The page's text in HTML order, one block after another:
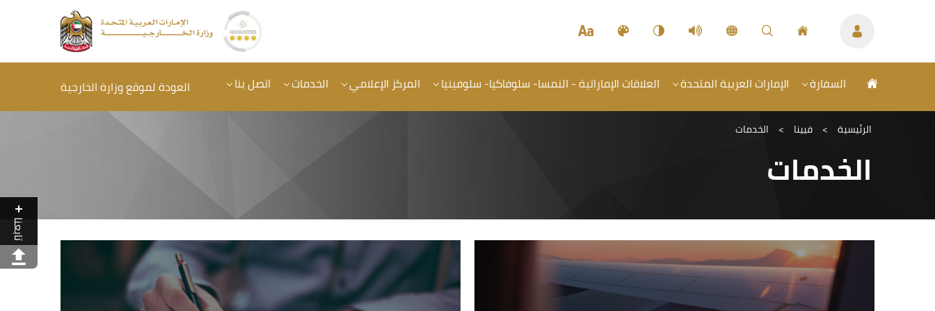
تابعنا
السفارة الإمارات العربية المتحدة العلاقات الإماراتية - النمسا- سلوفاكيا- سلوفينيا المركز الإعلامي الخدمات اتصل بنا العودة لموقع وزارة الخارجية
الرئيسية > فيينا > الخدمات
الخدمات